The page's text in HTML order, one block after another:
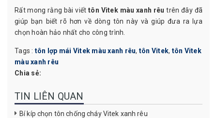
Rất mong rằng bài viếttôn Vitek màu xanh rêu trên đây đã
giúp bạn biết rõ hơn về dòng tôn này và giúp đưa ra lựa
chọn hoàn hảo nhất cho công trình.
Tags : tôn lợp mái Vitek màu xanh rêu, tôn Vitek, tôn Vitek
màu xanh rêu
Chia sẻ:
TIN LIÊN QUAN
Bí kíp chọn tôn chống cháy Vitek xanh rêu